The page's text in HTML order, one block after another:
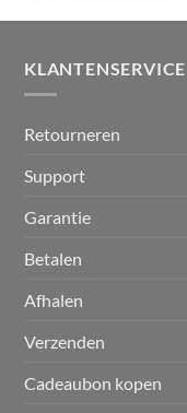
KLANTENSERVICE
Retourneren
Support
Garantie
Betalen
Afhalen
Verzenden
Cadeaubon kopen